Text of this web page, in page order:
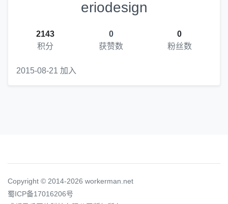
eriodesign
2143
积分
0
获赞数
0
粉丝数
2015-08-21 加入
Copyright © 2014-2026 workerman.net
蜀ICP备17016206号